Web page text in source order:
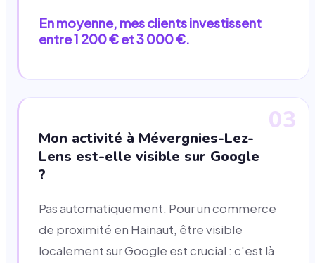
En moyenne, mes clients investissent
entre 1 200 € et 3 000 €.
03
Mon activité à Mévergnies-Lez-
Lens est-elle visible sur Google
?
Pas automatiquement. Pour un commerce
de proximité en Hainaut, être visible
localement sur Google est crucial : c'est là